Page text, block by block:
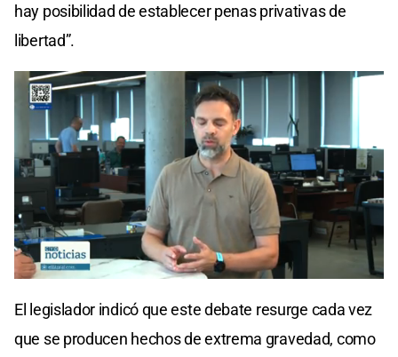
hay posibilidad de establecer penas privativas de
libertad”.
El legislador indicó que este debate resurge cada vez
que se producen hechos de extrema gravedad, como